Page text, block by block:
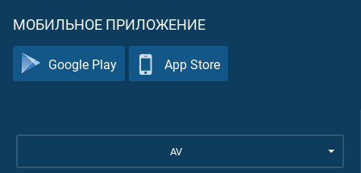
МОБИЛЬНОЕ ПРИЛОЖЕНИЕ
Google Play App Store
AV